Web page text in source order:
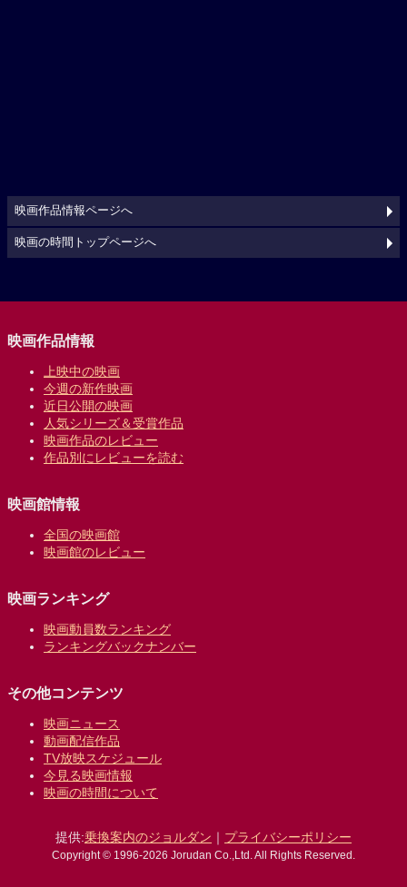
映画作品情報ページへ
映画の時間トップページへ
映画作品情報
上映中の映画
今週の新作映画
近日公開の映画
人気シリーズ＆受賞作品
映画作品のレビュー
作品別にレビューを読む
映画館情報
全国の映画館
映画館のレビュー
映画ランキング
映画動員数ランキング
ランキングバックナンバー
その他コンテンツ
映画ニュース
動画配信作品
TV放映スケジュール
今見る映画情報
映画の時間について
提供:乗換案内のジョルダン ｜ プライバシーポリシー
Copyright © 1996-2026 Jorudan Co.,Ltd. All Rights Reserved.